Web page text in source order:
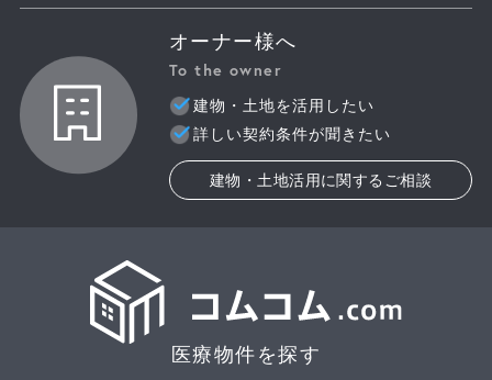
オーナー様へ
To the owner
建物・土地を活用したい
詳しい契約条件が聞きたい
建物・土地活用に関するご相談
医療物件を探す